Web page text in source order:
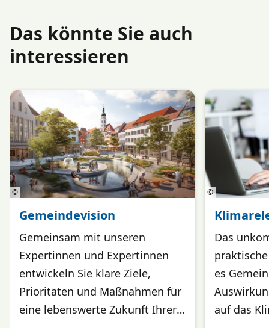
Das könnte Sie auch
interessieren
©
Gemeindevision
Gemeinsam mit unseren
Expertinnen und Expertinnen
entwickeln Sie klare Ziele,
Prioritäten und Maßnahmen für
eine lebenswerte Zukunft Ihrer
©
Das
es
auf das